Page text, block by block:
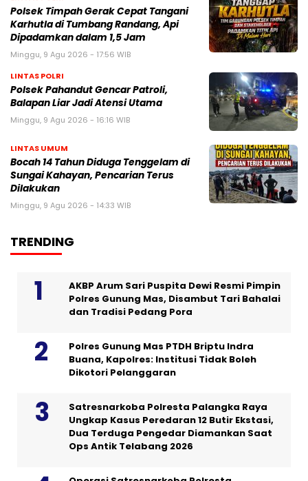
Polsek Timpah Gerak Cepat Tangani
Karhutla di Tumbang Randang, Api
Dipadamkan dalam 1,5 Jam
Minggu, 9 Agu 2026 - 17:56 WIB
LINTAS POLRI
Polsek Pahandut Gencar Patroli,
Balapan Liar Jadi Atensi Utama
Minggu, 9 Agu 2026 - 16:16 WIB
LINTAS UMUM
Bocah 14 Tahun Diduga Tenggelam di
Sungai Kahayan, Pencarian Terus
Dilakukan
Minggu, 9 Agu 2026 - 14:33 WIB
TRENDING
AKBP Arum Sari Puspita Dewi Resmi Pimpin
Polres Gunung Mas, Disambut Tari Bahalai
dan Tradisi Pedang Pora
Polres Gunung Mas PTDH Briptu Indra
Buana, Kapolres: Institusi Tidak Boleh
Dikotori Pelanggaran
Satresnarkoba Polresta Palangka Raya
Ungkap Kasus Peredaran 12 Butir Ekstasi,
Dua Terduga Pengedar Diamankan Saat
Ops Antik Telabang 2026